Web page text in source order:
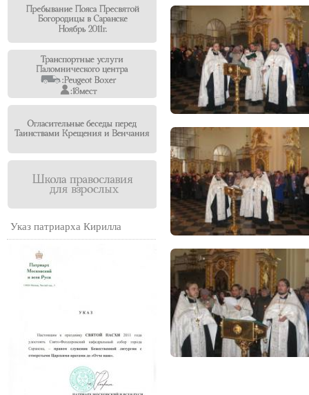
Указ патриарха Кирилла